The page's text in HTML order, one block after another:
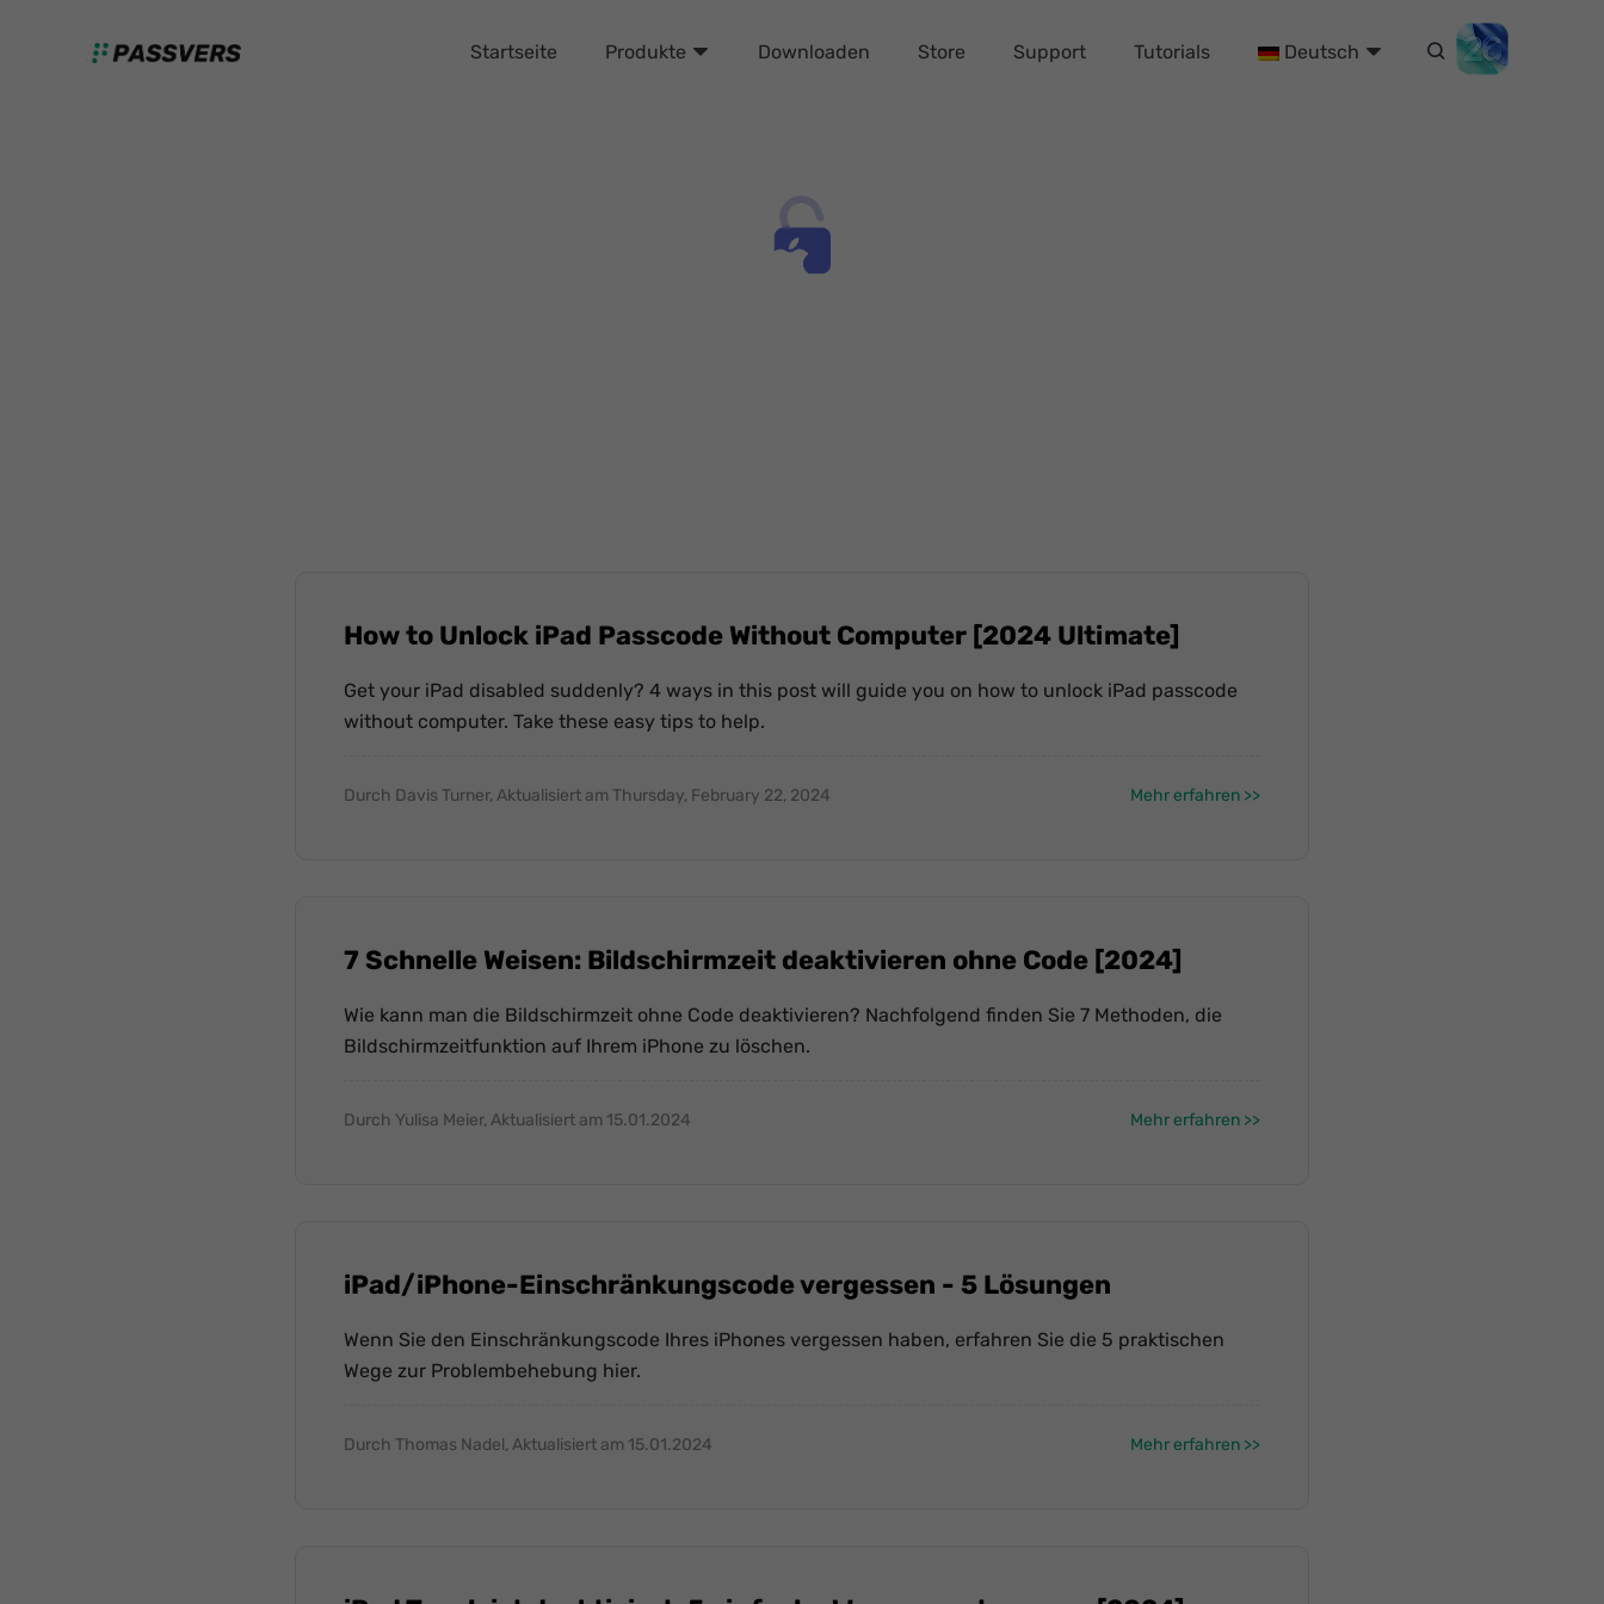
Startseite Produkte Downloaden Store Support Tutorials Deutsch
How to Unlock iPad Passcode Without Computer [2024 Ultimate]
Get your iPad disabled suddenly? 4 ways in this post will guide you on how to unlock iPad passcode
without computer. Take these easy tips to help.
Durch Davis Turner, Aktualisiert am Thursday, February 22, 2024 Mehr erfahren
7 Schnelle Weisen: Bildschirmzeit deaktivieren ohne Code [2024]
Wie kann man die Bildschirmzeit ohne Code deaktivieren? Nachfolgend finden Sie 7 Methoden, die
Bildschirmzeitfunktion auf Ihrem iPhone zu löschen.
Durch Yulisa Meier, Aktualisiert am 15.01.2024 Mehr erfahren
iPad/iPhone-Einschränkungscode vergessen - 5 Lösungen
Wenn Sie den Einschränkungscode Ihres iPhones vergessen haben, erfahren Sie die 5 praktischen
Wege zur Problembehebung hier.
Durch Thomas Nadel, Aktualisiert am 15.01.2024 Mehr erfahren